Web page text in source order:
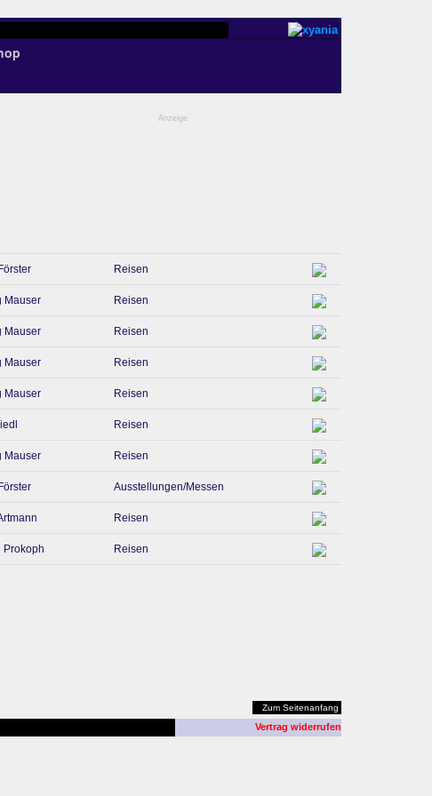
Anzeige
Reisen
Mauser Reisen
Mauser Reisen
Mauser Reisen
Mauser Reisen
Reisen
Mauser Reisen
Ausstellungen/Messen
Reisen
Prokoph Reisen
Zum Seitenanfang
Vertrag widerrufen